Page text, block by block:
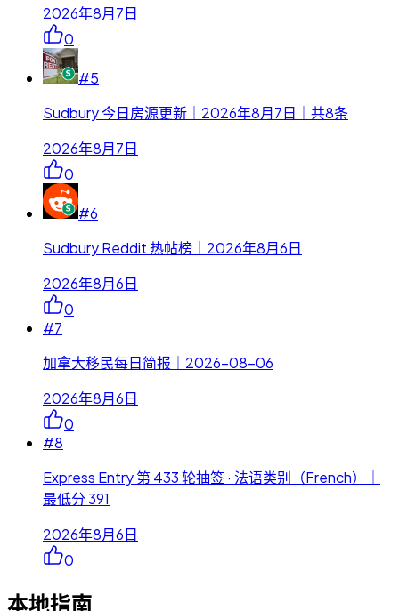
2026年8月7日
0
#5
Sudbury 今日房源更新｜2026年8月7日｜共8条
2026年8月7日
0
#6
Sudbury Reddit 热帖榜｜2026年8月6日
2026年8月6日
0
#7
加拿大移民每日简报｜2026-08-06
2026年8月6日
0
#8
Express Entry 第 433 轮抽签 · 法语类别（French）｜
最低分 391
2026年8月6日
0
本地指南